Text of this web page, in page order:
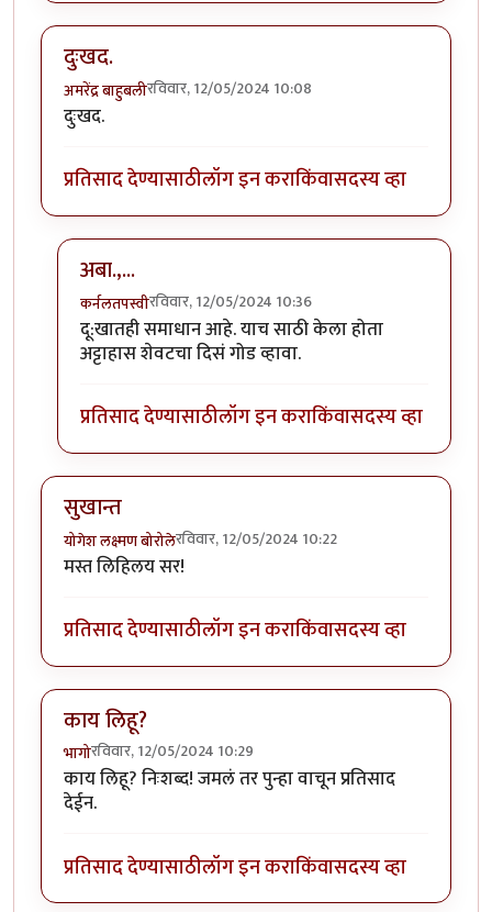
दुःखद.
अमरेंद्र बाहुबलीरविवार, 12/05/2024 10:08
दुःखद.
प्रतिसाद देण्यासाठीलॉग इन कराकिंवासदस्य व्हा
अबा.,...
कर्नलतपस्वीरविवार, 12/05/2024 10:36
In reply toदुःखद.byअमरेंद्र बाहुबली
दू:खातही समाधान आहे. याच साठी केला होता
अट्टाहास शेवटचा दिसं गोड व्हावा.
प्रतिसाद देण्यासाठीलॉग इन कराकिंवासदस्य व्हा
सुखान्त
योगेश लक्ष्मण बोरोलेरविवार, 12/05/2024 10:22
मस्त लिहिलय सर!
प्रतिसाद देण्यासाठीलॉग इन कराकिंवासदस्य व्हा
काय लिहू?
भागोरविवार, 12/05/2024 10:29
काय लिहू? निःशब्द! जमलं तर पुन्हा वाचून प्रतिसाद
देईन.
प्रतिसाद देण्यासाठीलॉग इन कराकिंवासदस्य व्हा